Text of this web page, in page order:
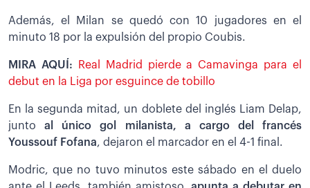
Además, el Milan se quedó con 10 jugadores en el
minuto 18 por la expulsión del propio Coubis.
MIRA AQUÍ:
Real Madrid pierde a Camavinga para el
debut en la Liga por esguince de tobillo
En la segunda mitad, un doblete del inglés Liam Delap,
juntoal único
gol milanista, a cargo del francés
Youssouf Fofana, dejaron el marcador en el 4-1 final.
Modric, que no tuvo minutos este sábado en el duelo